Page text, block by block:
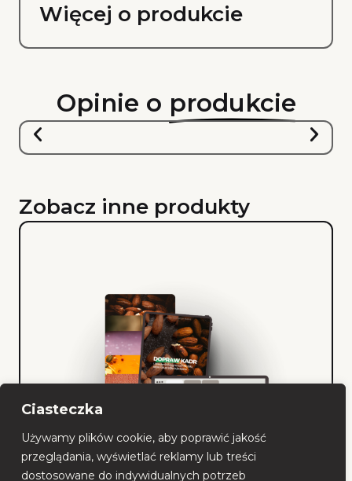
Ciasteczka
Używamy plików cookie, aby poprawić jakość
przeglądania, wyświetlać reklamy lub treści
dostosowane do indywidualnych potrzeb
Więcej o produkcie
Opinie o produkcie
Zobacz inne produkty